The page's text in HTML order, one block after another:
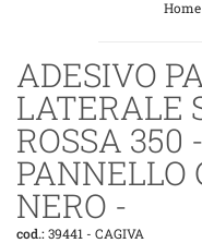
Home
ADESIVO
LATERALE
ROSSA 350
PANNELLO
NERO -
cod.:39441 - CAGIVA